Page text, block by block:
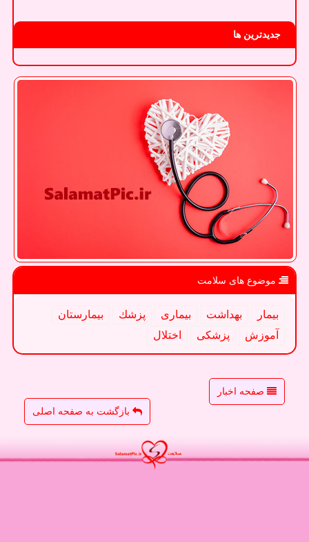
جدیدترین ها
موضوع های سلامت
بیمار بهداشت بیماری پزشك
بیمارستان
آموزش
پزشكی اختلال
صفحه اخبار
بازگشت به صفحه اصلی